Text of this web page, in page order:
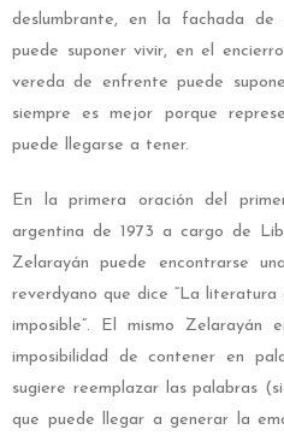
deslumbrante, en la fachada de
puede suponer vivir, en el
vereda de enfrente puede
siempre es mejor porque
puede llegarse a tener.
En la primera oración del
argentina de 1973 a cargo de
Zelarayán puede encontrarse
reverdyano que dice “La
imposible”. El mismo Zelarayán
imposibilidad de contener en
sugiere reemplazar las palabras
que puede llegar a generar la